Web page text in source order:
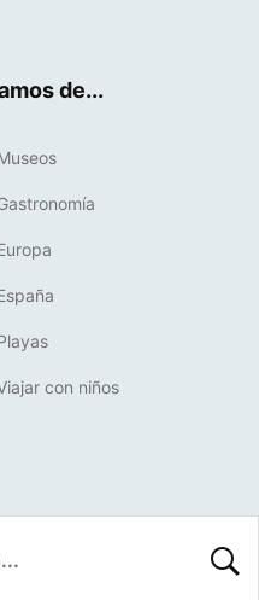
de...
con niños